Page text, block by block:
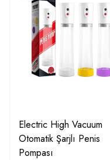
Electric High Vacuum
Otomatik Şarjlı Penis
Pompası